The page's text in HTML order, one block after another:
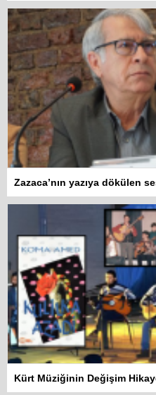
Zazaca’nın yazıya dökülen